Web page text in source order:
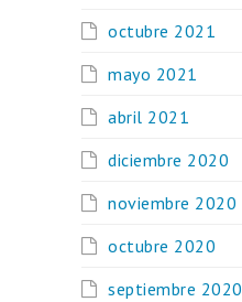
octubre 2021
mayo 2021
abril 2021
diciembre 2020
noviembre 2020
octubre 2020
septiembre 2020